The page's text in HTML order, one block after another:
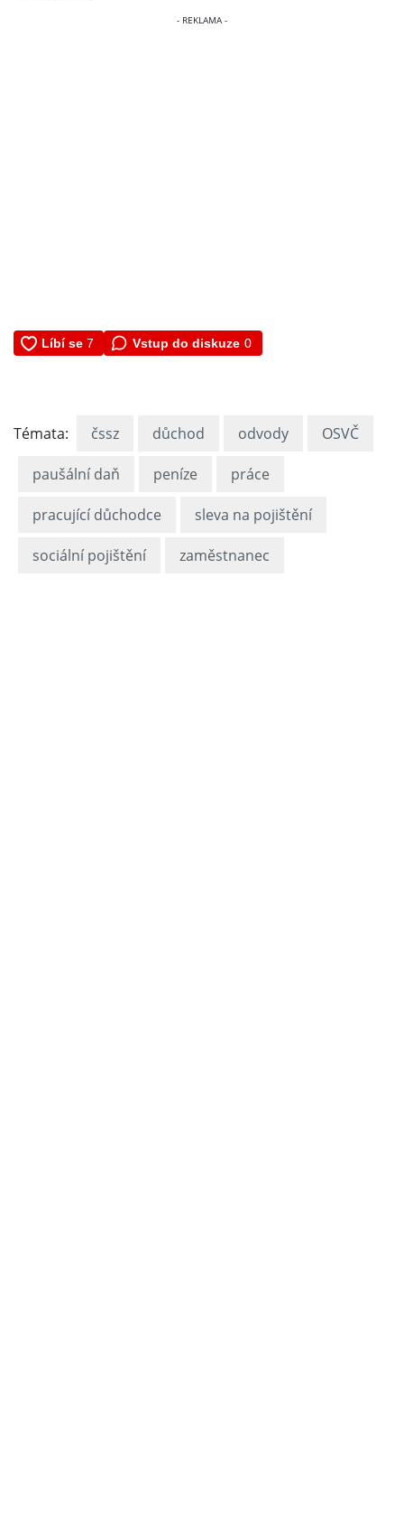
Vstup do diskuze 0
Témata: čssz důchod odvody OSVČ
paušální daň peníze práce
pracující důchodce sleva na pojištění
sociální pojištění zaměstnanec